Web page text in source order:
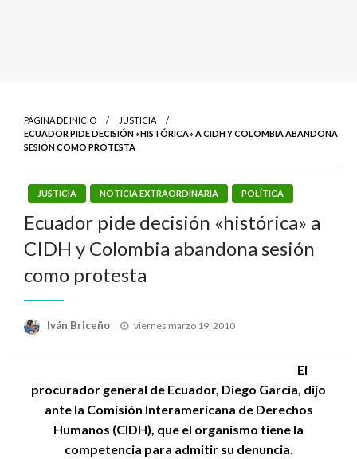
PÁGINA DE INICIO
JUSTICIA
ECUADOR PIDE DECISIÓN «HISTÓRICA» A CIDH Y COLOMBIA ABANDONA
SESIÓN COMO PROTESTA
JUSTICIA NOTICIA EXTRAORDINARIA POLÍTICA
Ecuador pide decisión «histórica» a
CIDH y Colombia abandona sesión
como protesta
Iván Briceño
Publicado
viernes marzo 19, 2010
El
procurador general de Ecuador, Diego García, dijo
ante la Comisión Interamericana de Derechos
Humanos (CIDH), que el organismo tiene la
competencia para admitir su denuncia.